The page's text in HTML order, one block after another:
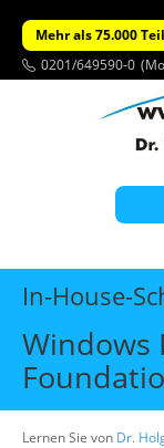
Mehr als 75.000
0201/649590-0
In-House-
Windows
Lernen Sie von Dr.